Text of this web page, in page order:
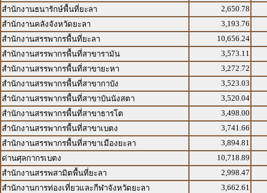
สำนักงานธนารักษ์พื้นที่ยะลา
2,650.78
สำนักงานคลังจังหวัดยะลา
3,193.76
สำนักงานสรรพากรพื้นที่ยะลา
10,656.24
สำนักงานสรรพากรพื้นที่สาขารามัน
3,573.11
สำนักงานสรรพากรพื้นที่สาขายะหา
3,272.72
สำนักงานสรรพากรพื้นที่สาขากาบัง
3,523.03
สำนักงานสรรพากรพื้นที่สาขาบันนังสตา
3,520.04
สำนักงานสรรพากรพื้นที่สาขาธารโต
3,498.00
สำนักงานสรรพากรพื้นที่สาขาเบตง
3,741.66
สำนักงานสรรพากรพื้นที่สาขาเมืองยะลา
3,894.81
ด่านศุลกากรเบตง
10,718.89
สำนักงานสรรพสามิตพื้นที่ยะลา
2,998.47
สำนักงานการท่องเที่ยวและกีฬาจังหวัดยะลา
3,662.61